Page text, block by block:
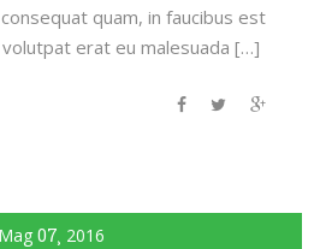
quam, in faucibus est
erat eu malesuada […]
Mag 07 2016